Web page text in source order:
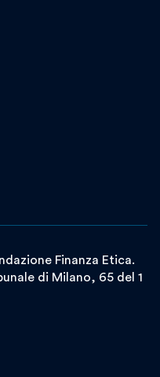
Finanza Etica.
di Milano, 65 del 1